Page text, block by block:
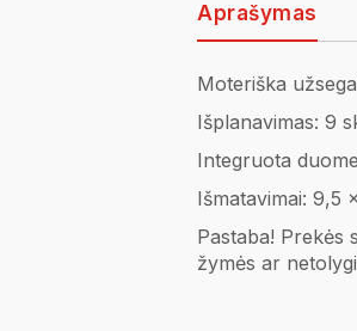
Aprašymas
Moteriška
Išplanavimas: 9
Integruota
Išmatavimai: 9,5
Pastaba! Prekės
žymės ar